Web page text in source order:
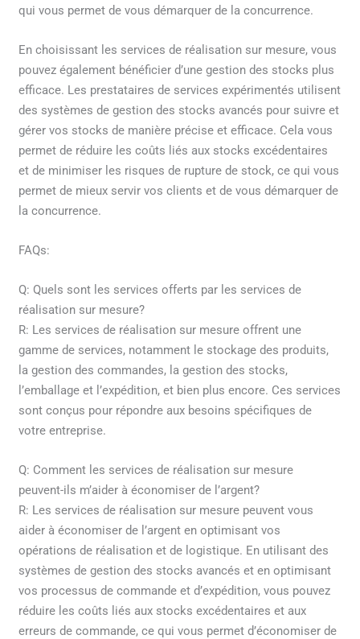
qui vous permet de vous démarquer de la concurrence.
En choisissant les services de réalisation sur mesure, vous
pouvez également bénéficier d’une gestion des stocks plus
efficace. Les prestataires de services expérimentés utilisent
des systèmes de gestion des stocks avancés pour suivre et
gérer vos stocks de manière précise et efficace. Cela vous
permet de réduire les coûts liés aux stocks excédentaires
et de minimiser les risques de rupture de stock, ce qui vous
permet de mieux servir vos clients et de vous démarquer de
la concurrence.
FAQs:
Q: Quels sont les services offerts par les services de
réalisation sur mesure?
R: Les services de réalisation sur mesure offrent une
gamme de services, notamment le stockage des produits,
la gestion des commandes, la gestion des stocks,
l’emballage et l’expédition, et bien plus encore. Ces services
sont conçus pour répondre aux besoins spécifiques de
votre entreprise.
Q: Comment les services de réalisation sur mesure
peuvent-ils m’aider à économiser de l’argent?
R: Les services de réalisation sur mesure peuvent vous
aider à économiser de l’argent en optimisant vos
opérations de réalisation et de logistique. En utilisant des
systèmes de gestion des stocks avancés et en optimisant
vos processus de commande et d’expédition, vous pouvez
réduire les coûts liés aux stocks excédentaires et aux
erreurs de commande, ce qui vous permet d’économiser de